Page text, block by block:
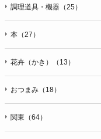
調理道具・機器（25）
本（27）
花卉（かき）（13）
おつまみ（18）
関東（64）